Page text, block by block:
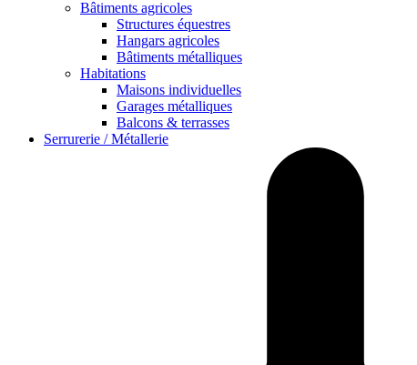
Bâtiments agricoles
Structures équestres
Hangars agricoles
Bâtiments métalliques
Habitations
Maisons individuelles
Garages métalliques
Balcons & terrasses
Serrurerie / Métallerie